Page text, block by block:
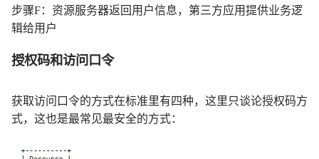
步骤F：资源服务器返回用户信息，第三方应用提供业务逻
辑给用户
授权码和访问口令
获取访问口令的方式在标准里有四种，这里只谈论授权码方
式，这也是最常见最安全的方式：